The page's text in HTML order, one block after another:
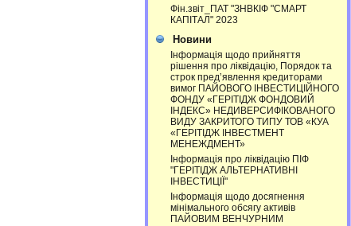
Фін.звіт_ПАТ "ЗНВКІФ "СМАРТ
КАПІТАЛ" 2023
Новини
Інформація щодо прийняття
рішення про ліквідацію, Порядок та
строк пред’явлення кредиторами
вимог ПАЙОВОГО ІНВЕСТИЦІЙНОГО
ФОНДУ «ГЕРІТІДЖ ФОНДОВИЙ
ІНДЕКС» НЕДИВЕРСИФІКОВАНОГО
ВИДУ ЗАКРИТОГО ТИПУ ТОВ «КУА
«ГЕРІТІДЖ ІНВЕСТМЕНТ
МЕНЕЖДМЕНТ»
Інформація про ліквідацію ПІФ
"ГЕРІТІДЖ АЛЬТЕРНАТИВНІ
ІНВЕСТИЦІЇ"
Інформація щодо досягнення
мінімального обсягу активів
ПАЙОВИМ ВЕНЧУРНИМ